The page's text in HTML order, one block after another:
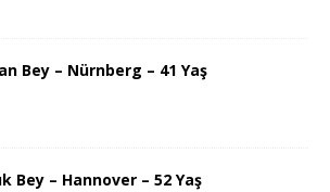
Bey – Nürnberg – 41 Yaş
Bey – Hannover – 52 Yaş